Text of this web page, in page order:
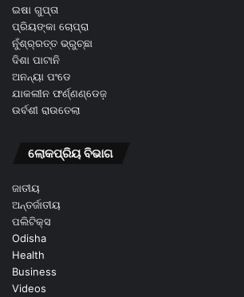
ଇଷା ଗୁପ୍ତା
ପ୍ରିୟଙ୍କା ଚୋପ୍ରା
ନୁଁଶ୍ର୍ରତ୍ତ ଭ୍ରୁଚ୍ଛା
ଦିଶା ପାଟାନି
ଅନନ୍ୟା ପଂଡେ
ଯାକଲୀନ ଫର୍ଣ୍ଣଣ୍ଡେଜ଼
ଉର୍ବଶୀ ରାଉତେଲା
ଲୋକପ୍ରିୟ ବିଭାଗ
ଜାତୀୟ
ଅନ୍ତର୍ଜାତୀୟ
ପଲିଟିକ୍ସ
Odisha
Health
Business
Videos